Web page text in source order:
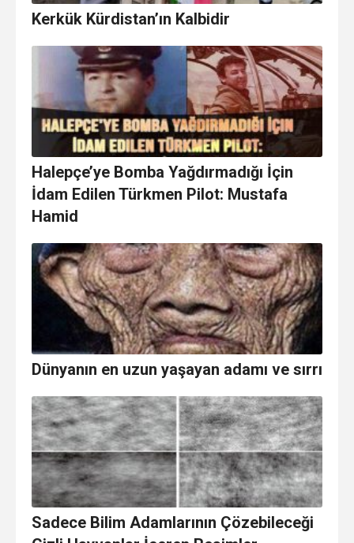
Kerkük Kürdistan’ın Kalbidir
Halepçe’ye Bomba Yağdırmadığı İçin
İdam Edilen Türkmen Pilot: Mustafa
Hamid
Dünyanın en uzun yaşayan adamı ve sırrı
Sadece Bilim Adamlarının Çözebileceği